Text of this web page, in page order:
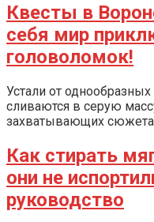
Квесты в
себя мир
головоломок!
Устали от
сливаются в серую
захватывающих
Как стирать
они не
руководство